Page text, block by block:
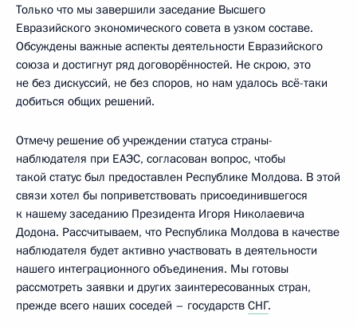
Только что мы завершили заседание Высшего
Евразийского экономического совета в узком составе.
Обсуждены важные аспекты деятельности Евразийского
союза и достигнут ряд договорённостей. Не скрою, это
не без дискуссий, не без споров, но нам удалось всё-таки
добиться общих решений.
Отмечу решение об учреждении статуса страны-
наблюдателя при ЕАЭС, согласован вопрос, чтобы
такой статус был предоставлен Республике Молдова. В этой
связи хотел бы поприветствовать присоединившегося
к нашему заседанию Президента Игоря Николаевича
Додона. Рассчитываем, что Республика Молдова в качестве
наблюдателя будет активно участвовать в деятельности
нашего интеграционного объединения. Мы готовы
рассмотреть заявки и других заинтересованных стран,
прежде всего наших соседей – государств СНГ.